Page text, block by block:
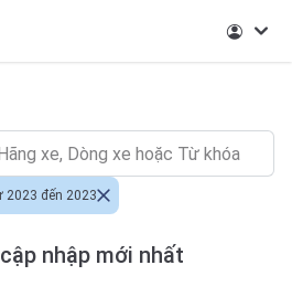
nhập mới nhất
2023 đến 2023